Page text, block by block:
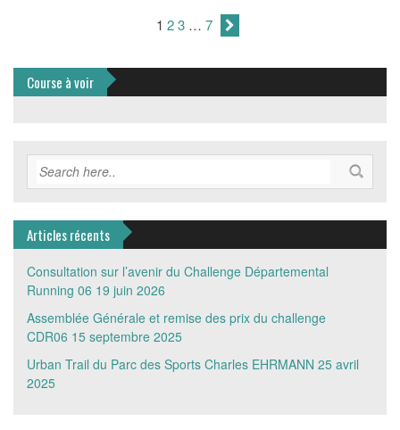
1 23 … 7
Course à voir
Articles récents
Consultation sur l’avenir du Challenge Départemental
Running 06 19 juin 2026
Assemblée Générale et remise des prix du challenge
CDR06 15 septembre 2025
Urban Trail du Parc des Sports Charles EHRMANN 25 avril
2025